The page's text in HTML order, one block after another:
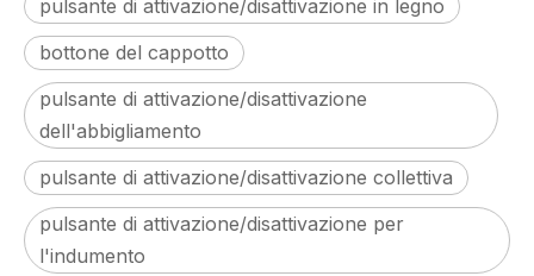
pulsante di attivazione/disattivazione in legno
bottone del cappotto
pulsante di attivazione/disattivazione
dell'abbigliamento
pulsante di attivazione/disattivazione collettiva
pulsante di attivazione/disattivazione per
l'indumento